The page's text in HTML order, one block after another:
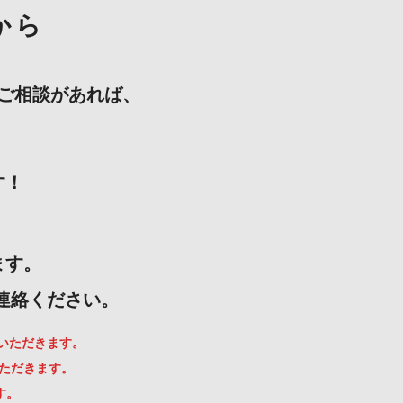
ら
談があれば、
。
ください。
だきます。
きます。